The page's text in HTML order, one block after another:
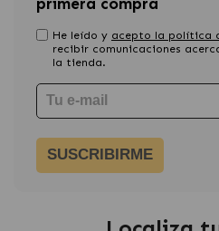
He leído y acepto la política
recibir comunicaciones
la tienda.
SUSCRIBIRME